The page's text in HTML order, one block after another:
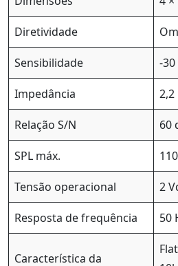
Diretividade
Sensibilidade -30
Impedância
Relação S/N 60
SPL máx.
Tensão operacional 2
Resposta de frequência 50
Característica da